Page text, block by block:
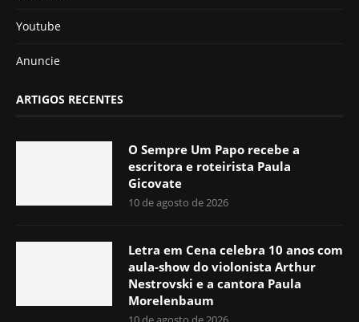
Youtube
Anuncie
ARTIGOS RECENTES
O Sempre Um Papo recebe a
escritora e roteirista Paula
Gicovate
10 de agosto de 2026
Letra em Cena celebra 10 anos com
aula-show do violonista Arthur
Nestrovski e a cantora Paula
Morelenbaum